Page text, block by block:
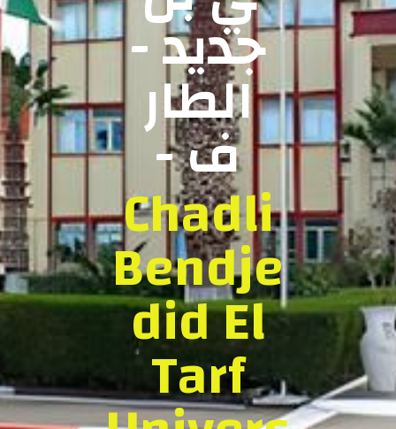
جديد -
الطار
ف -
Chadli
Bendje
did El
Tarf